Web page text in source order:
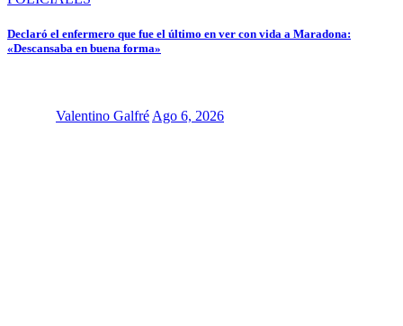
Declaró el enfermero que fue el último en ver con vida a Maradona:
«Descansaba en buena forma»
Valentino Galfré Ago 6, 2026